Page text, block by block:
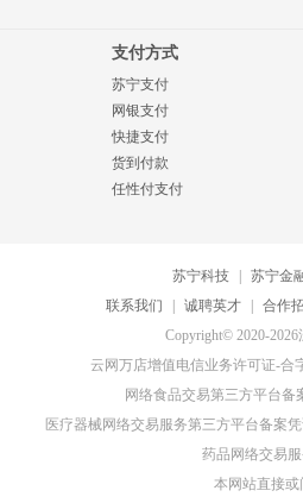
支付方式
苏宁支付
网银支付
快捷支付
货到付款
任性付支付
苏宁科技
苏宁金
联系我们
诚聘英才
合作
Copyright© 2020-
云网万店增值电信业务许可证-合
网络食品交易第三方平台备
医疗器械网络交易服务第三方平台备案
药品网络交易
本网站直接